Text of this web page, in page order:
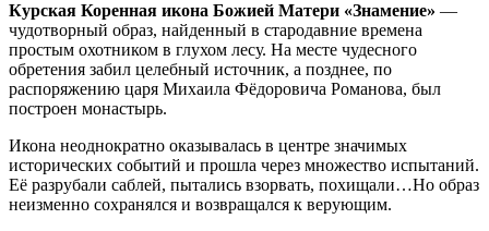
Курская Коренная икона Божией Матери «Знамение» —
чудотворный образ, найденный в стародавние времена
простым охотником в глухом лесу. На месте чудесного
обретения забил целебный источник, а позднее, по
распоряжению царя Михаила Фёдоровича Романова, был
построен монастырь.
Икона неоднократно оказывалась в центре значимых
исторических событий и прошла через множество испытаний.
Её разрубали саблей, пытались взорвать, похищали…Но образ
неизменно сохранялся и возвращался к верующим.